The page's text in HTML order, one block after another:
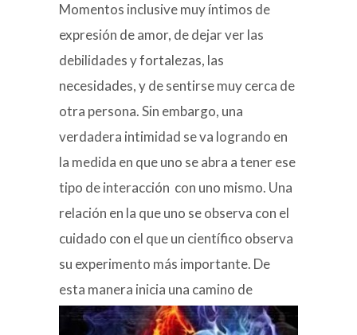
Momentos inclusive muy íntimos de
expresión de amor, de dejar ver las
debilidades y fortalezas, las
necesidades, y de sentirse muy cerca de
otra persona. Sin embargo, una
verdadera intimidad se va logrando en
la medida en que uno se abra a tener ese
tipo de interacción con uno mismo. Una
relación en la que uno se observa con el
cuidado con el que un científico observa
su experimento más importante. De
esta manera inicia una camino de